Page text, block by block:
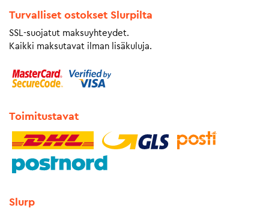
Turvalliset ostokset Slurpilta
SSL-suojatut maksuyhteydet.
Kaikki maksutavat ilman lisäkuluja.
Toimitustavat
Slurp